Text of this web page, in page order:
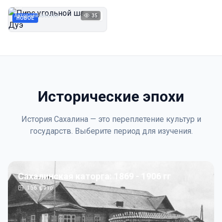
НОВОЕ 1923
Автор неизвестен 35
Исторические эпохи
История Сахалина — это переплетение культур и
государств. Выберите период для изучения.
Сахалинская каторга: 1869 - 1906 гг
156фото